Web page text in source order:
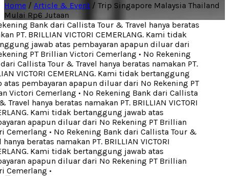
Home / Article & Event / Trip Singapore Malaysia Thailand
Mulai Rp6 Jutaan
Bank dari Callista Tour & Travel hanya beratas
PT. BRILLIAN VICTORI CEMERLANG. Kami tidak
jawab atas pembayaran apapun diluar dari
PT Brillian Victori Cemerlang• No Rekening
Callista Tour & Travel hanya beratas namakan PT.
VICTORI CEMERLANG. Kami tidak bertanggung
pembayaran apapun diluar dari No Rekening PT
Victori Cemerlang• No Rekening Bank dari Callista
hanya beratas namakan PT. BRILLIAN VICTORI
Kami tidak bertanggung jawab atas
apapun diluar dari No Rekening PT Brillian
Cemerlang• No Rekening Bank dari Callista Tour &
beratas namakan PT. BRILLIAN VICTORI
Kami tidak bertanggung jawab atas
apapun diluar dari No Rekening PT Brillian
Cemerlang•